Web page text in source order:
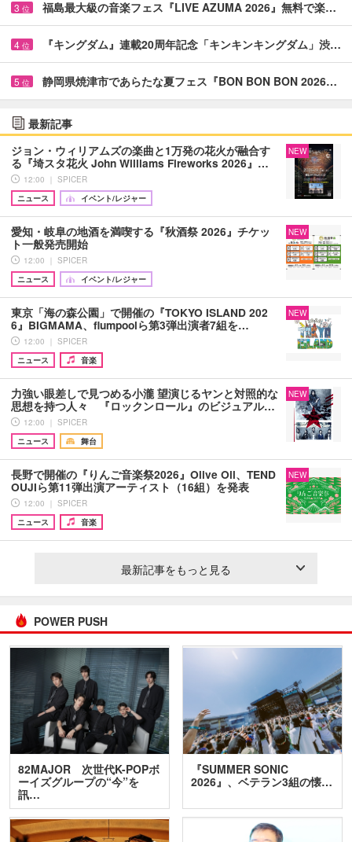
3 位 福島最大級の音楽フェス『LIVE AZUMA 2026』無料で楽…
4 位 『キングダム』連載20周年記念「キンキンキングダム」渋…
5 位 静岡県焼津市であらたな夏フェス『BON BON BON 2026…
最新記事
ジョン・ウィリアムズの楽曲と1万発の花火が融合す
る『埼スタ花火 John Williams Fireworks 2026』…
12:00 ｜ SPICER
ニュース
イベント/レジャー
NEW
愛知・岐阜の地酒を満喫する『秋酒祭 2026』チケッ
ト一般発売開始
12:00 ｜ SPICER
ニュース
イベント/レジャー
NEW
東京「海の森公園」で開催の『TOKYO ISLAND 202
6』BIGMAMA、flumpoolら第3弾出演者7組を…
12:00 ｜ SPICER
ニュース
音楽
NEW
力強い眼差しで見つめる小瀧 望演じるヤンと対照的な
思想を持つ人々 『ロックンロール』のビジュアル…
12:00 ｜ SPICER
ニュース
舞台
NEW
長野で開催の『りんご音楽祭2026』Olive Oil、TEND
OUJIら第11弾出演アーティスト（16組）を発表
12:00 ｜ SPICER
ニュース
音楽
NEW
最新記事をもっと見る
POWER PUSH
82MAJOR 次世代K-POPボ
ーイズグループの“今”を
訊…
『SUMMER SONIC
2026』、ベテラン3組の懐…